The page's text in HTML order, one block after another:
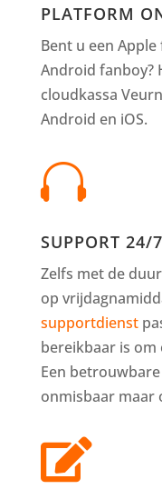
PLATFORM
Bent u een
Android fanboy?
cloudkassa
Android en iOS.

SUPPORT 24/7
Zelfs met de
op
supportdienst
bereikbaar is
Een
onmisbaar maar
